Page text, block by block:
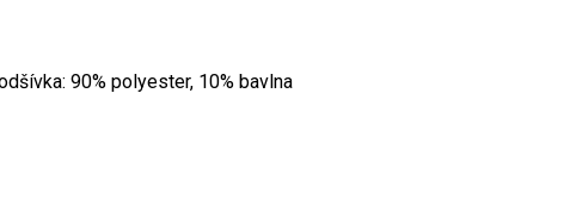
90% polyester, 10% bavlna